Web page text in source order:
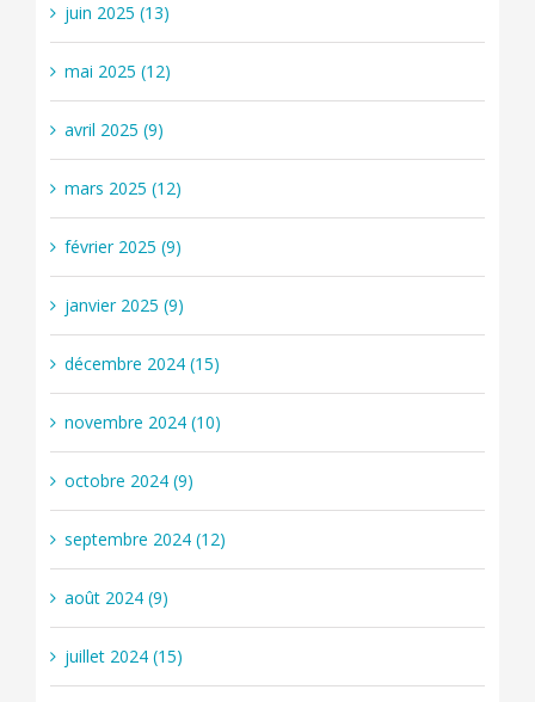
juin 2025 (13)
mai 2025 (12)
avril 2025 (9)
mars 2025 (12)
février 2025 (9)
janvier 2025 (9)
décembre 2024 (15)
novembre 2024 (10)
octobre 2024 (9)
septembre 2024 (12)
août 2024 (9)
juillet 2024 (15)